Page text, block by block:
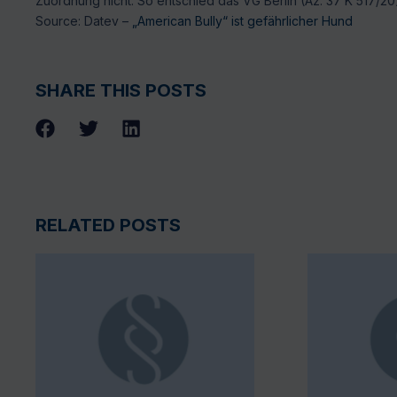
Source: Datev – „American Bully“ ist gefährlicher Hund
SHARE THIS POSTS
RELATED POSTS